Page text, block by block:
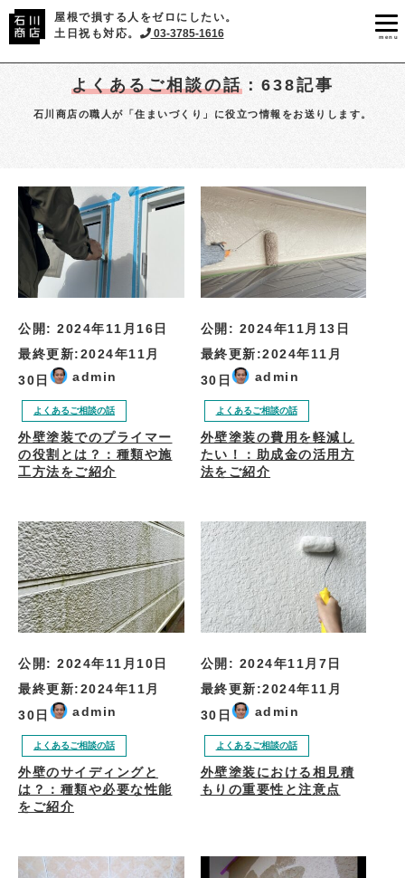
屋根で損する人をゼロにしたい。
土日祝も対応。
03-3785-1616 menu
よくあるご相談の話：638記事
石川商店の職人が「住まいづくり」に役立つ情報をお送りします。
公開: 2024年11月16日
最終更新:2024年11月
30日
admin
よくあるご相談の話
外壁塗装でのプライマー
の役割とは？：種類や施
工方法をご紹介
公開: 2024年11月13日
最終更新:2024年11月
30日
admin
よくあるご相談の話
外壁塗装の費用を軽減し
たい！：助成金の活用方
法をご紹介
公開: 2024年11月10日
最終更新:2024年11月
30日
admin
よくあるご相談の話
外壁のサイディングと
は？：種類や必要な性能
をご紹介
公開: 2024年11月7日
最終更新:2024年11月
30日
admin
よくあるご相談の話
外壁塗装における相見積
もりの重要性と注意点